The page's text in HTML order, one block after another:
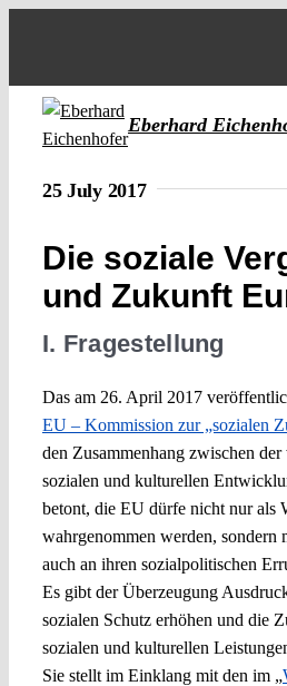
Eberhard
25 July 2017
Die soziale
und Zukunft
I. Fragestellung
Das am 26. April 2017
EU – Kommission zur „sozialen
den Zusammenhang zwischen
sozialen und kulturellen
betont, die EU dürfe nicht nur als
wahrgenommen werden, sondern
auch an ihren sozialpolitischen
Es gibt der Überzeugung
sozialen Schutz erhöhen und die
sozialen und kulturellen
Sie stellt im Einklang mit den im „